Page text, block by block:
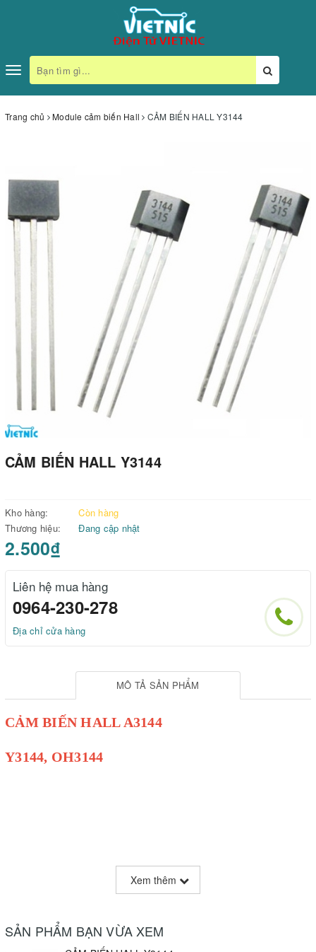
Toggle
navigation
Trang chủ Module cảm biến Hall CẢM BIẾN HALL Y3144
CẢM BIẾN HALL Y3144
Kho hàng:
Còn hàng
Thương hiệu:
Đang cập nhật
2.500₫
Liên hệ mua hàng
0964-230-278
Địa chỉ cửa hàng
MÔ TẢ SẢN PHẨM
CẢM BIẾN HALL A3144
Y3144, OH3144
Xem thêm
SẢN PHẨM BẠN VỪA XEM